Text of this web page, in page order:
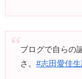
ブログで自らの
さ。 #志田愛佳